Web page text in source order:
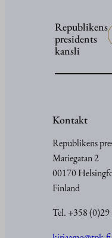
Republikens
presidents
kansli
Kontakt
Republikens
Mariegatan 2
00170
Finland
Tel. +358